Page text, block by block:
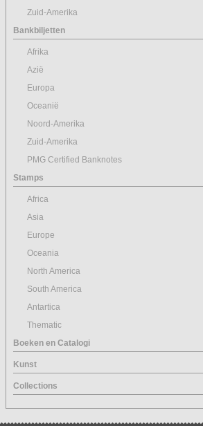
Zuid-Amerika
Bankbiljetten
Afrika
Azië
Europa
Oceanië
Noord-Amerika
Zuid-Amerika
PMG Certified Banknotes
Stamps
Africa
Asia
Europe
Oceania
North America
South America
Antartica
Thematic
Boeken en Catalogi
Kunst
Collections